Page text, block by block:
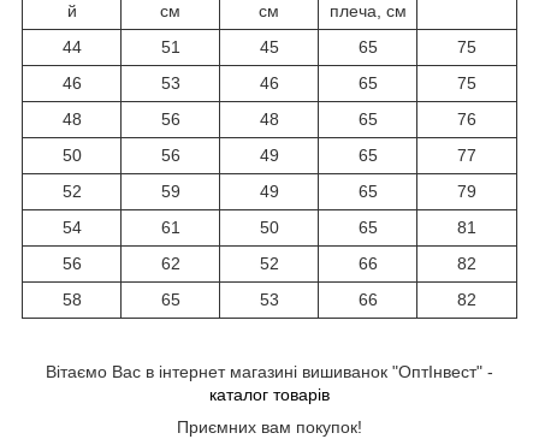
й
см
см
плеча, см
44 51 45 65
75
46
53 46 65
75
48
56 48 65
76
50
56 49 65
77
52
59 49 65
79
54
61 50 65
81
56
62 52 66
82
58
65 53 66 82
Вітаємо Вас в інтернет магазині вишиванок "ОптІнвест" -
каталог товарів
Приємних вам покупок!